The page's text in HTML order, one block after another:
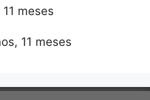
meses
11 meses